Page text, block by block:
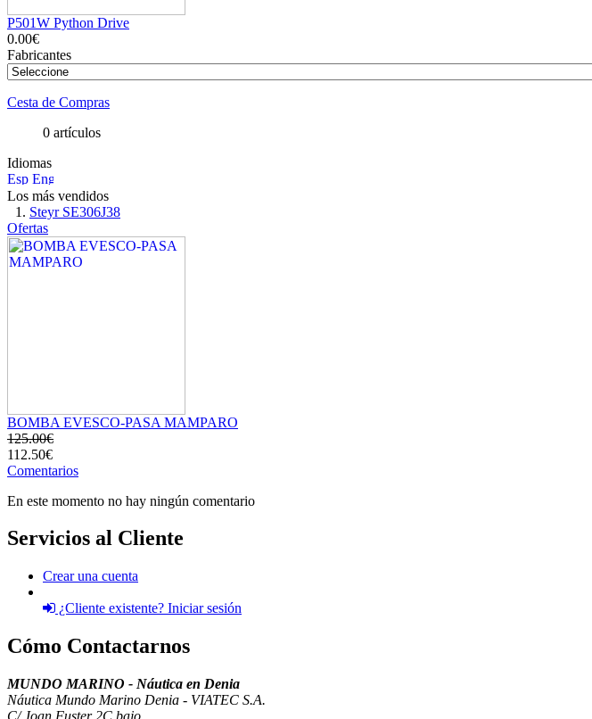
P501W Python Drive
0.00€
Fabricantes
Cesta de Compras
0 artículos
Idiomas
Los más vendidos
Steyr SE306J38
Ofertas
BOMBA EVESCO-PASA MAMPARO
125.00€
112.50€
Comentarios
En este momento no hay ningún comentario
Servicios al Cliente
Crear una cuenta
¿Cliente existente? Iniciar sesión
Cómo Contactarnos
MUNDO MARINO - Náutica en Denia
Náutica Mundo Marino Denia - VIATEC S.A.